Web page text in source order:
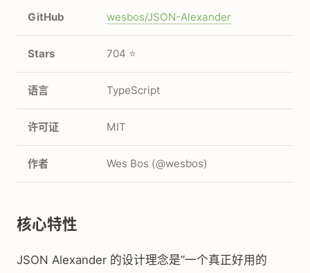
GitHub wesbos/JSON-Alexander
Stars 704 ⭐
语言 TypeScript
许可证 MIT
作者 Wes Bos (@wesbos)
核心特性
JSON Alexander 的设计理念是”一个真正好用的